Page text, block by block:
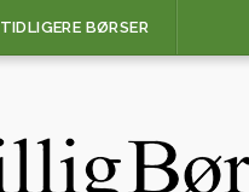
TIDLIGERE BØRSER